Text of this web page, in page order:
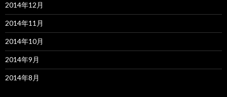
2014年12月
2014年11月
2014年10月
2014年9月
2014年8月